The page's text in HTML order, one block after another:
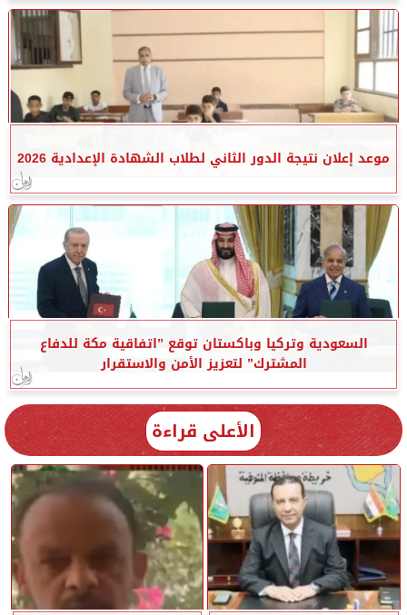
موعد إعلان نتيجة الدور الثاني لطلاب الشهادة الإعدادية 2026
السعودية وتركيا وباكستان توقع ”اتفاقية مكة للدفاع
المشترك” لتعزيز الأمن والاستقرار
الأعلى قراءة